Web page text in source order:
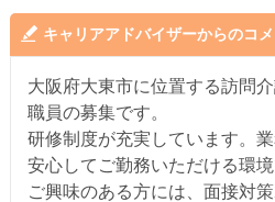
キャリアアドバイザーからのコメ
大阪府大東市に位置する訪問
職員の募集です。
研修制度が充実しています。
安心してご勤務いただける環境
ご興味のある方には、面接対